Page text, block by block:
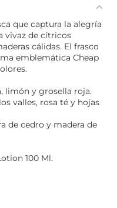
que captura la alegría
vivaz de cítricos
cálidas. El frasco
emblemática Cheap
limón y grosella roja.
valles, rosa té y hojas
de cedro y madera de
100 Ml.